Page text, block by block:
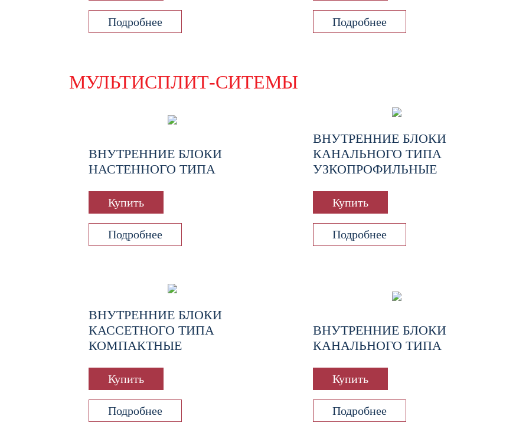
Подробнее Подробнее
МУЛЬТИСПЛИТ-СИТЕМЫ
ВНУТРЕННИЕ БЛОКИ
НАСТЕННОГО ТИПА
Купить
Подробнее
ВНУТРЕННИЕ БЛОКИ
КАНАЛЬНОГО ТИПА
УЗКОПРОФИЛЬНЫЕ
Купить
Подробнее
ВНУТРЕННИЕ БЛОКИ
КАССЕТНОГО ТИПА
КОМПАКТНЫЕ
Купить
Подробнее
ВНУТРЕННИЕ БЛОКИ
КАНАЛЬНОГО ТИПА
Купить
Подробнее